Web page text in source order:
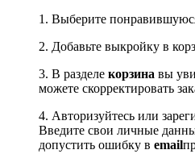
1. Выберите
2. Добавьте выкройку в
3. В разделе корзина вы
можете скорректировать
4. Авторизуйтесь или
Введите свои личные
допустить ошибку в email